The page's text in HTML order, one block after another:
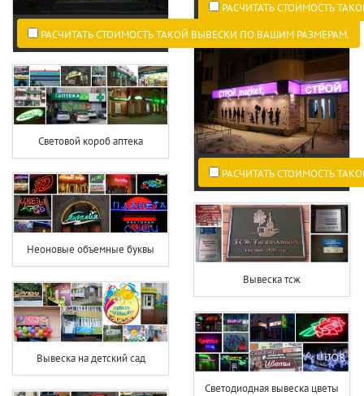
РАСЧИТАТЬ СТОИМОСТЬ
РАСЧИТАТЬ СТОИМОСТЬ ТАКОЙ ВЫВЕСКИ ПО ВАШИМ РАЗМЕРАМ.
РАСЧИТАТЬ СТОИМОСТЬ
Световой короб аптека
Неоновые объемные буквы
Вывеска на детский сад
Светодиодная вывеска цветы
Вывеска тсж